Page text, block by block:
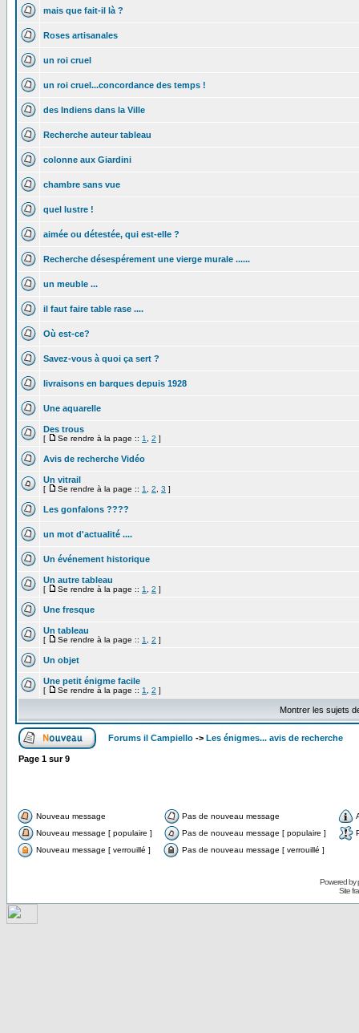
mais que fait-il là ?
Roses artisanales
un roi cruel
un roi cruel...concordance des temps !
des Indiens dans la Ville
Recherche auteur tableau
colonne aux Giardini
chambre sans vue
quel lustre !
aimée ou détestée, qui est-elle ?
Recherche désespérement une vierge murale ......
un meuble ...
il faut faire table rase ....
Où est-ce?
Savez-vous à quoi ça sert ?
livraisons en barques depuis 1928
Une aquarelle
Des trous
[ Se rendre à la page :: 1 2 ]
Avis de recherche Vidéo
Un vitrail
[ Se rendre à la page :: 1 2 3 ]
Les gonfalons ????
un mot d'actualité ....
Un événement historique
Un autre tableau
[ Se rendre à la page :: 1 2 ]
Une fresque
Un tableau
[ Se rendre à la page :: 1 2 ]
Un objet
Une petit énigme facile
[ Se rendre à la page :: 1 2 ]
Montrer les sujets
Forums il Campiello -> Les énigmes... avis de recherche
Page 1 sur9
Nouveau message Pas de nouveau message
Nouveau message [ populaire ]
Pas de nouveau message [ populaire ]
Nouveau message [ verrouillé ]
Pas de nouveau message [ verrouillé ]
Powered by
Site